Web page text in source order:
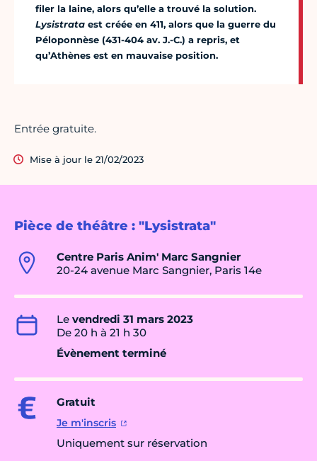
Pièce de théâtre : "Lysistrata"
Centre Paris Anim' Marc Sangnier
20-24 avenue Marc Sangnier, Paris 14e
Le vendredi 31 mars 2023
De 20 h à 21 h 30
Évènement terminé
Gratuit
Je m'inscris
Uniquement sur réservation
filer la laine, alors qu’elle a trouvé la solution.
Lysistrata est créée en 411, alors que la guerre du
Péloponnèse (431-404 av. J.-C.) a repris, et
qu’Athènes est en mauvaise position.
Entrée gratuite.
Mise à jour le 21/02/2023